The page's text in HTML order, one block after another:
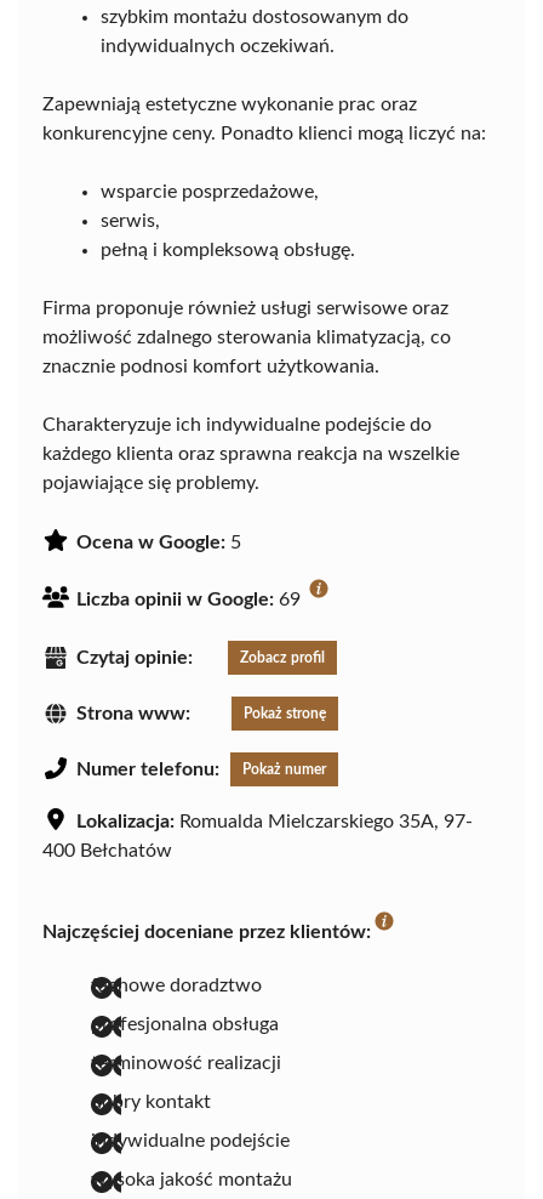
szybkim montażu dostosowanym do
indywidualnych oczekiwań.
Zapewniają estetyczne wykonanie prac oraz
konkurencyjne ceny. Ponadto klienci mogą liczyć na:
wsparcie posprzedażowe,
serwis,
pełną i kompleksową obsługę.
Firma proponuje również usługi serwisowe oraz
możliwość zdalnego sterowania klimatyzacją, co
znacznie podnosi komfort użytkowania.
Charakteryzuje ich indywidualne podejście do
każdego klienta oraz sprawna reakcja na wszelkie
pojawiające się problemy.
Ocena w Google: 5
Liczba opinii w Google: 69
Czytaj opinie: Zobacz profil
Strona www: Pokaż stronę
Numer telefonu: Pokaż numer
Lokalizacja: Romualda Mielczarskiego 35A, 97-
400 Bełchatów
Najczęściej doceniane przez klientów:
fachowe doradztwo
profesjonalna obsługa
terminowość realizacji
dobry kontakt
indywidualne podejście
wysoka jakość montażu